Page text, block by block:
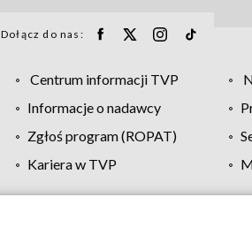
Dołącz do nas:
Centrum informacji TVP
Informacje o nadawcy
Zgłoś program (ROPAT)
Kariera w TVP